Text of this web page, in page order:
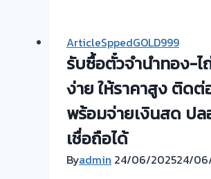
จำนำ
ทอง
ให้
สูง
บริการ
ไถ่ถอน
ArticleSppedGOLD999
รับซื้อตั๋วจำนำทอง-ไ
ง่าย ให้ราคาสูง ติดต่
พร้อมจ่ายเงินสด ป
เชื่อถือได้
Byadmin 24/06/202524/